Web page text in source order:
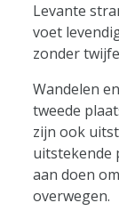
Levante
voet
zonder
Wandelen
tweede
zijn ook
uitstekende
aan doen
overwegen.